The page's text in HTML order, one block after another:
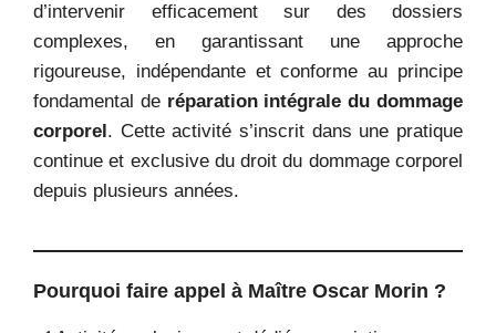
d’intervenir efficacement sur des dossiers
complexes, en garantissant une approche
rigoureuse, indépendante et conforme au principe
fondamental de réparation intégrale du dommage
corporel. Cette activité s’inscrit dans une pratique
continue et exclusive du droit du dommage corporel
depuis plusieurs années.
Pourquoi faire appel à Maître Oscar Morin ?